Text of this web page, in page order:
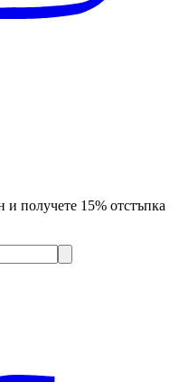
и получете 15% отстъпка